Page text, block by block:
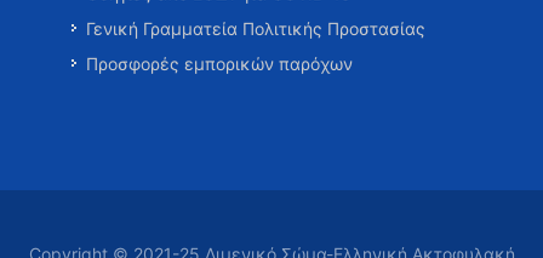
Γενική Γραμματεία Πολιτικής Προστασίας
Προσφορές εμπορικών παρόχων